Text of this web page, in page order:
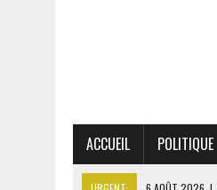
ACCUEIL POLITIQUE